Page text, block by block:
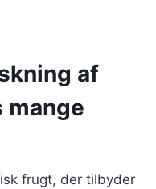
af
mange
frugt, der tilbyder